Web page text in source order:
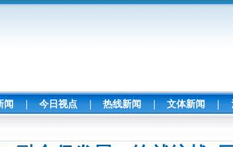
闻 | 今日视点 | 热线新闻 | 文体新闻 |